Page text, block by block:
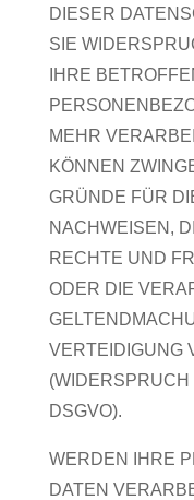
DIESER
SIE
IHRE
MEHR
KÖNNEN
GRÜNDE FÜR
NACHWEISEN,
RECHTE UND
ODER DIE
VERTEIDIGUNG
(WIDERSPRUCH
DSGVO).
WERDEN IHRE
DATEN